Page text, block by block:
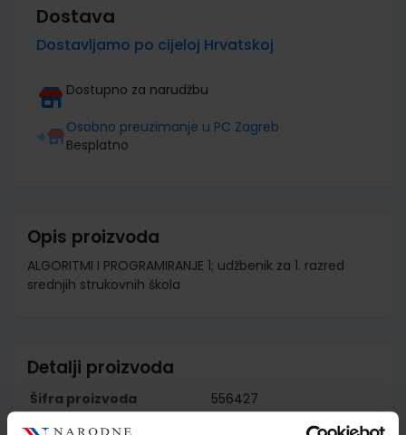
Dostava
Dostavljamo po cijeloj Hrvatskoj
Dostupno za narudžbu
Osobno preuzimanje u PC Zagreb
Besplatno
Opis proizvoda
ALGORITMI I PROGRAMIRANJE 1; udžbenik za 1. razred
srednjih strukovnih škola
Detalji proizvoda
Šifra proizvoda
556427